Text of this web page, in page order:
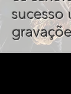
sucesso